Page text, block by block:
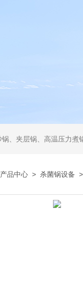
、夹层锅、高温压力煮锅、
产品中心 > 杀菌锅设备 >